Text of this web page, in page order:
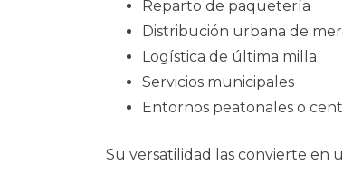
Reparto de paquetería
Distribución urbana de
Logística de última milla
Servicios municipales
Entornos peatonales o
Su versatilidad las convierte en